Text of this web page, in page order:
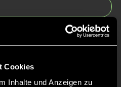
Cookies
Inhalte und Anzeigen zu